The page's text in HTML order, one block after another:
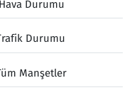
Hava Durumu
Durumu
Manşetler